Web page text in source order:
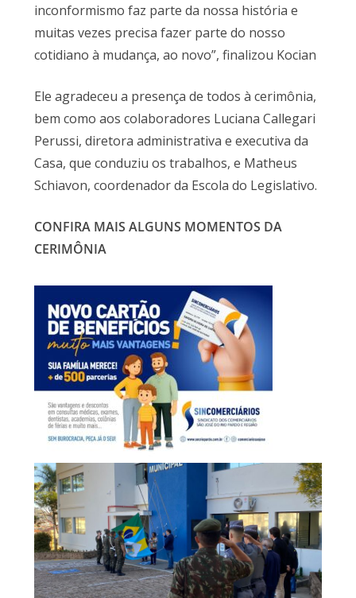
inconformismo faz parte da nossa história e
muitas vezes precisa fazer parte do nosso
cotidiano à mudança, ao novo”, finalizou Kocian
Ele agradeceu a presença de todos à cerimônia,
bem como aos colaboradores Luciana Callegari
Perussi, diretora administrativa e executiva da
Casa, que conduziu os trabalhos, e Matheus
Schiavon, coordenador da Escola do Legislativo.
CONFIRA MAIS ALGUNS MOMENTOS DA
CERIMÔNIA